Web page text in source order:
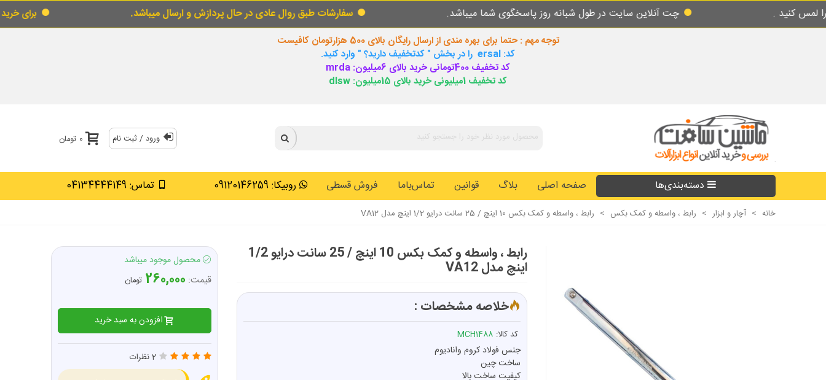
چت آنلاین سایت در طول شبانه روز پاسخگوی شما میباشد. سفارشات طبق روال عادی در حال پردازش و ارسال میباشد.
برای خرید قسطی از
توجه مهم : حتما برای بهره مندی از ارسال رایگان بالای 500 هزارتومان کافیست
کد: ersal را در بخش " کدتخفیف دارید؟ " وارد کنید.
کد تخفیف 400تومانی خرید بالای 6میلیون: mrda
کد تخفیف 1میلیونی خرید بالای 15میلیون: dlsw
ورود / ثبت نام 0 تومان
دسته‌بندی‌ها روبیکا: 09120146259 تماس: 04134444149 صفحه اصلی بلاگ قوانین تماس‌باما فروش قسطی
خانه > آچار و ابزار > رابط ، واسطه و کمک بکس > رابط ، واسطه و کمک بکس 10 اینچ / 25 سانت درایو 1/2 اینچ مدل VA12
رابط ، واسطه و کمک بکس 10 اینچ / 25 سانت درایو 1/2
اینچ مدل VA12
خلاصه مشخصات :
کد کالا: MCH1488
جنس فولاد کروم وانادیوم
ساخت چین
کیفیت ساخت بالا
محصول موجود میباشد
قیمت: 260,000 تومان
افزودن به سبد خرید
2 نظرات